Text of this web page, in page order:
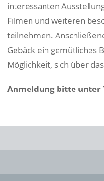
interessanten
Filmen und weiteren
teilnehmen.
Gebäck ein gemütliches
Möglichkeit, sich über
Anmeldung bitte unter